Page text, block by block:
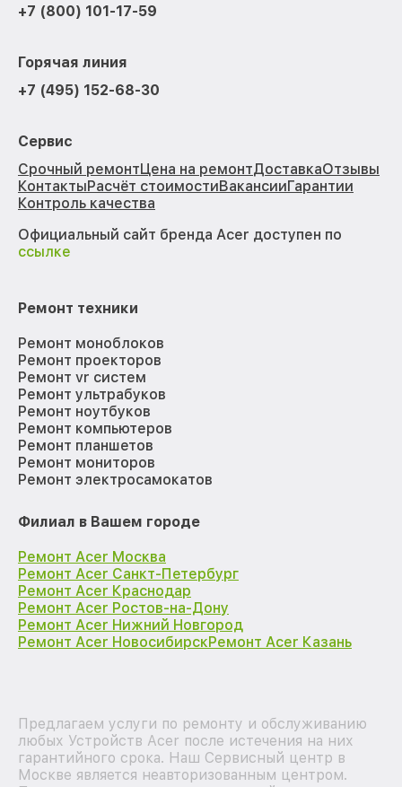
+7 (800) 101-17-59
Горячая линия
+7 (495) 152-68-30
Сервис
Срочный ремонтЦена на ремонтДоставкаОтзывы
КонтактыРасчёт стоимостиВакансииГарантии
Контроль качества
Официальный сайт бренда Acer доступен по
ссылке
Ремонт техники
Ремонт моноблоков
Ремонт проекторов
Ремонт vr систем
Ремонт ультрабуков
Ремонт ноутбуков
Ремонт компьютеров
Ремонт планшетов
Ремонт мониторов
Ремонт электросамокатов
Филиал в Вашем городе
Ремонт Acer Москва
Ремонт Acer Санкт-Петербург
Ремонт Acer Краснодар
Ремонт Acer Ростов-на-Дону
Ремонт Acer Нижний Новгород
Ремонт Acer НовосибирскРемонт Acer Казань
Предлагаем услуги по ремонту и обслуживанию
любых Устройств Acer после истечения на них
гарантийного срока. Наш Сервисный центр в
Москве является неавторизованным центром.